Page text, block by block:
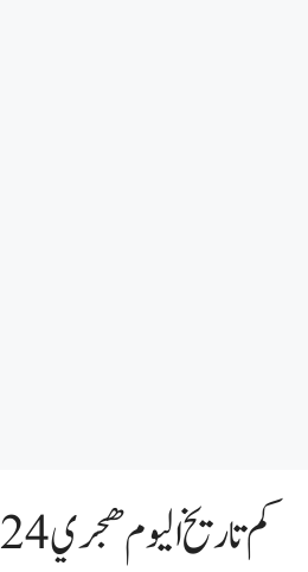
كم تاريخ اليوم هجري 2024